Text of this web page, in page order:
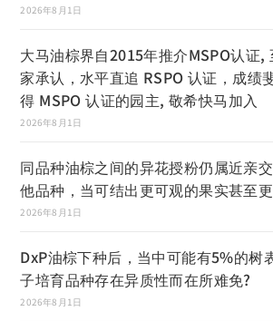
2026年8月1日
大马油棕界自2015年推介MSPO认证,
家承认，水平直追 RSPO 认证，成绩
得 MSPO 认证的园主, 敬希快马加入
2026年8月1日
同品种油棕之间的异花授粉仍属近亲
他品种，当可结出更可观的果实甚至
2026年8月1日
DxP油棕下种后，当中可能有5%的树
子培育品种存在异质性而在所难免?
2026年8月1日